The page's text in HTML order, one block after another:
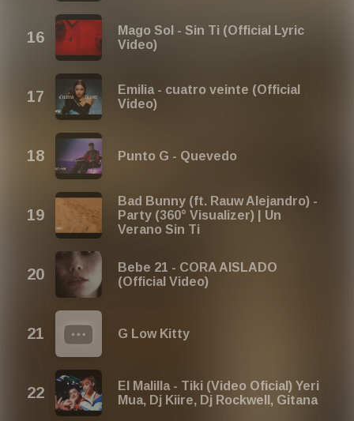
Mago Sol - Sin Ti (Official Lyric
Video)
Emilia - cuatro veinte (Official
Video)
Punto G - Quevedo
Bad Bunny (ft. Rauw Alejandro) -
Party (360° Visualizer) | Un
Verano Sin Ti
Bebe 21 - CORA AISLADO
(Official Video)
G Low Kitty
El Malilla - Tiki (Video Oficial) Yeri
Mua, Dj Kiire, Dj Rockwell, Gitana